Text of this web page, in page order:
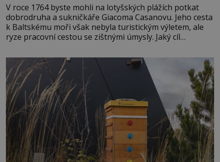
V roce 1764 byste mohli na lotyšských plážích potkat
dobrodruha a sukničkáře Giacoma Casanovu. Jeho cesta
k Baltskému moři však nebyla turistickým výletem, ale
ryze pracovní cestou se zištnými úmysly. Jaký cíl
lotyšské Rigy? Casanova v Pobaltí kontaktoval tamní
zednářské lóže. Nebyl v této oblasti žádným nováčkem,
protože do zednářské